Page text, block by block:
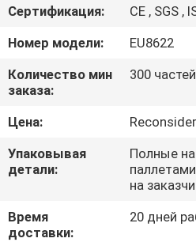
КОНТРОЛЬ
КАЧЕСТВА
СВЯЖИТЕСЬ
С
НАМИ
ЗАПРОСИТЬ
РАСЦЕНКИ
Сертификация:
CE , SGS ,
Номер модели:
EU8622
Количество мин
заказа:
300 частей
Цена:
Упаковывая
детали:
Полные
на
Время
доставки:
20 дней